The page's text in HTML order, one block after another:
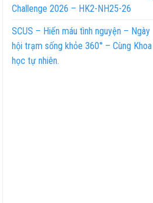
Challenge 2026 – HK2-NH25-26
SCUS – Hiến máu tình nguyện – Ngày
hội trạm sống khỏe 360° – Cùng Khoa
học tự nhiên.